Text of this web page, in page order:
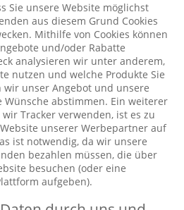
Sie unsere Website möglichst
aus diesem Grund Cookies
Mithilfe von Cookies können
und/oder Rabatte
analysieren wir unter anderem,
nutzen und welche Produkte Sie
wir unser Angebot und unsere
Wünsche abstimmen. Ein weiterer
Tracker verwenden, ist es zu
unserer Werbepartner auf
ist notwendig, da wir unsere
bezahlen müssen, die über
besuchen (oder eine
aufgeben).